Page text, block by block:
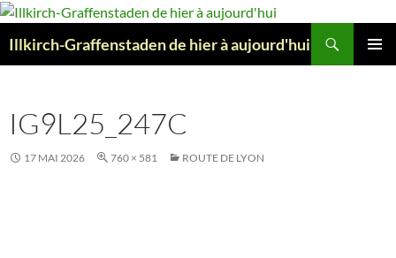
Aller
contenu
Illkirch-Graffenstaden de hier à aujourd'hui
IG9L25_247C
17 MAI 2026 760 × 581 ROUTE DE LYON